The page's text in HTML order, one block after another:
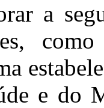
a
e do